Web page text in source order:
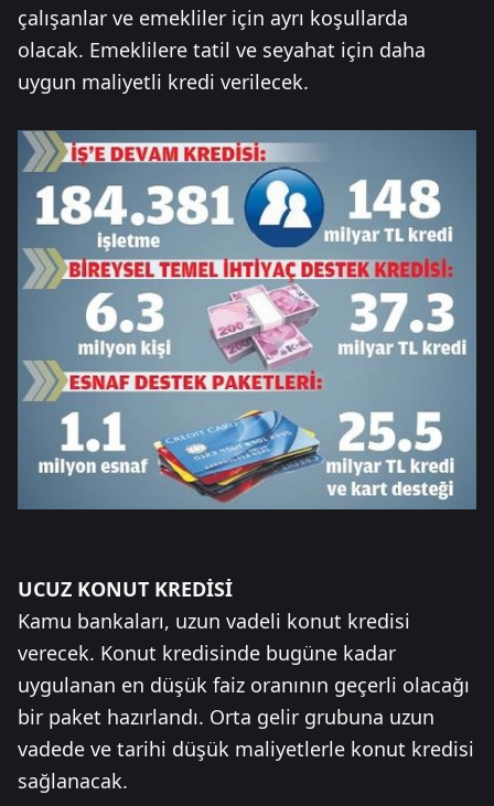
çalışanlar ve emekliler için ayrı koşullarda
olacak. Emeklilere tatil ve seyahat için daha
uygun maliyetli kredi verilecek.
UCUZ KONUT KREDİSİ
Kamu bankaları, uzun vadeli konut kredisi
verecek. Konut kredisinde bugüne kadar
uygulanan en düşük faiz oranının geçerli olacağı
bir paket hazırlandı. Orta gelir grubuna uzun
vadede ve tarihi düşük maliyetlerle konut kredisi
sağlanacak.